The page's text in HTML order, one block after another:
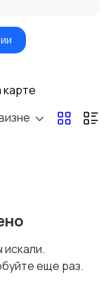
журналы
для
карте
искали.
еще раз.